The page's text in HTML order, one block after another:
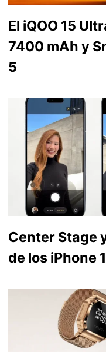
El iQOO 15
7400 mAh y
5
Center Stage
de los iPhone